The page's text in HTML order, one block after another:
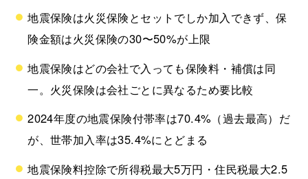
地震保険は火災保険とセットでしか加入できず、保
険金額は火災保険の30〜50%が上限
地震保険はどの会社で入っても保険料・補償は同
一。火災保険は会社ごとに異なるため要比較
2024年度の地震保険付帯率は70.4%（過去最高）だ
が、世帯加入率は35.4%にとどまる
地震保険料控除で所得税最大5万円・住民税最大2.5